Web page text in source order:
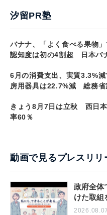
汐留PR塾
バナナ、「よく食べる果物
認知度は初の4割超 日本バ
6月の消費支出、実質3.3%
房用器具は22.7%減 総務省
きょう8月7日は立秋 西日
率60％
動画で見るプレスリリ
政府全体
けた取組